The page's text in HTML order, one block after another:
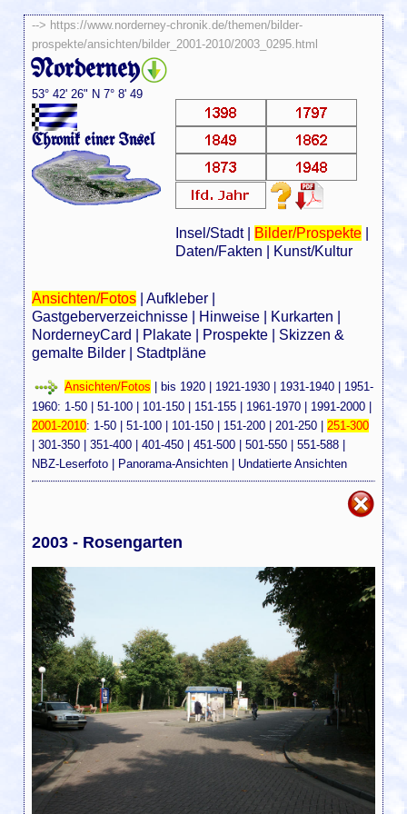
--> https://www.norderney-chronik.de/themen/bilder-
prospekte/ansichten/bilder_2001-2010/2003_0295.html
Norderney
53° 42' 26" N 7° 8' 49
Chronik einer Insel
Insel/Stadt| Bilder/Prospekte|
Daten/Fakten
Kunst/Kultur
Ansichten/Fotos |Aufkleber
Gastgeberverzeichnisse
Hinweise Kurkarten
NorderneyCard
Plakate Prospekte
Skizzen &
gemalte Bilder
Stadtpläne
Ansichten/Fotos bis 1920 1921-1930 1931-1940
1951-
1960: 1-50 |51-100 | 101-150 | 151-155 | 1961-1970 | 1991-2000 |
2001-2010: 1-50 |51-100 | 101-150 | 151-200 | 201-250 | 251-300
|301-350 |351-400 |401-450 |451-500 |501-550 |551-588 |
NBZ-Leserfoto | Panorama-Ansichten | Undatierte Ansichten
2003 - Rosengarten